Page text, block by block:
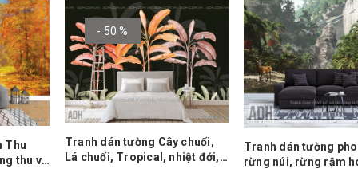
- 50 %
Tranh dán tường Cây chuối,
Lá chuối, Tropical, nhiệt đới,
Tranh dán tường phong cảnh
rừng núi, rừng rậm hoang sơ,